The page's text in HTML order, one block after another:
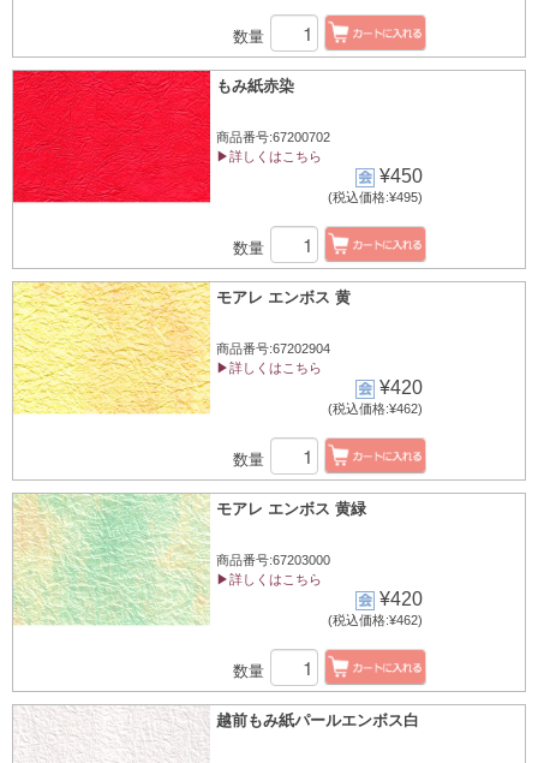
数量
もみ紙赤染
商品番号:67200702
▶詳しくはこちら
¥450
(税込価格:¥495)
数量
モアレ エンボス 黄
商品番号:67202904
▶詳しくはこちら
¥420
(税込価格:¥462)
数量
モアレ エンボス 黄緑
商品番号:67203000
▶詳しくはこちら
¥420
(税込価格:¥462)
数量
越前もみ紙パールエンボス白